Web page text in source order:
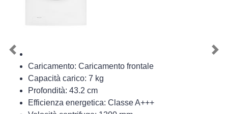
Caricamento: Caricamento frontale
Capacità carico: 7 kg
Profondità: 43.2 cm
Efficienza energetica: Classe A+++
Previous